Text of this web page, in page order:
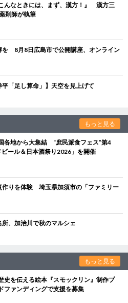
んなときには、まず、漢方！』 漢方三
剤師が執筆
を 8月8日広島市で公開講座、オンライン
平「足し算命」】天空を見上げて
もっと見る
各地から大集結 “庶民派食フェス”第4
ール＆日本酒祭り2026」を開催
作りを体験 埼玉県加須市の「ファミリー
、加治川で秋のマルシェ
もっと見る
史を伝える絵本『スモックリン』制作プ
ァンディングで支援を募集